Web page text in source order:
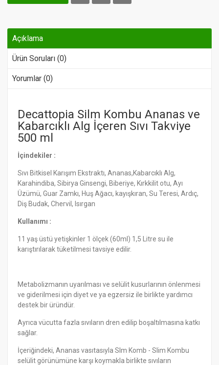
Açıklama
Ürün Soruları (0)
Yorumlar (0)
Decattopia Silm Kombu Ananas ve
Kabarcıklı Alg İçeren Sıvı Takviye
500 ml
İçindekiler :
Sıvı Bitkisel Karışım Ekstraktı, Ananas,Kabarcıklı Alg,
Karahindiba, Sibirya Ginsengi, Biberiye, Kırkkilit otu, Ayı
Üzümü, Guar Zamkı, Huş Ağacı, kayışkıran, Su Teresi, Ardıç,
Diş Budak, Chervil, Isırgan
Kullanımı :
11 yaş üstü yetişkinler 1 ölçek (60ml) 1,5 Litre su ile
karıştırılarak tüketilmesi tavsiye edilir.
Metabolizmanın uyarılması ve selülit kusurlarının önlenmesi
ve giderilmesi için diyet ve ya egzersiz ile birlikte yardımcı
destek bir üründür.
Ayrıca vücutta fazla sıvıların dren edilip boşaltılmasına katkı
sağlar.
İçeriğindeki, Ananas vasıtasıyla Slm Komb - Slim Kombu
selülit görünümüne karşı koymakla birlikte sıvıların